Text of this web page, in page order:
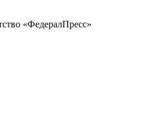
«ФедералПресс»